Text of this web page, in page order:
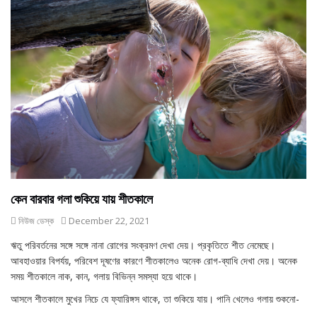
কেন বারবার গলা শুকিয়ে যায় শীতকালে
নিউজ ডেস্ক December 22, 2021
ঋতু পরিবর্তনের সঙ্গে সঙ্গে নানা রোগের সংক্রমণ দেখা দেয়। প্রকৃতিতে শীত নেমেছে।
আবহাওয়ার বিপর্যয়, পরিবেশ দূষণের কারণে শীতকালেও অনেক রোগ-ব্যাধি দেখা দেয়। অনেক
সময় শীতকালে নাক, কান, গলায় বিভিন্ন সমস্যা হয়ে থাকে।
আসলে শীতকালে মুখের নিচে যে ফ্যারিঙ্গস থাকে, তা শুকিয়ে যায়। পানি খেলেও গলায় শুকনো-